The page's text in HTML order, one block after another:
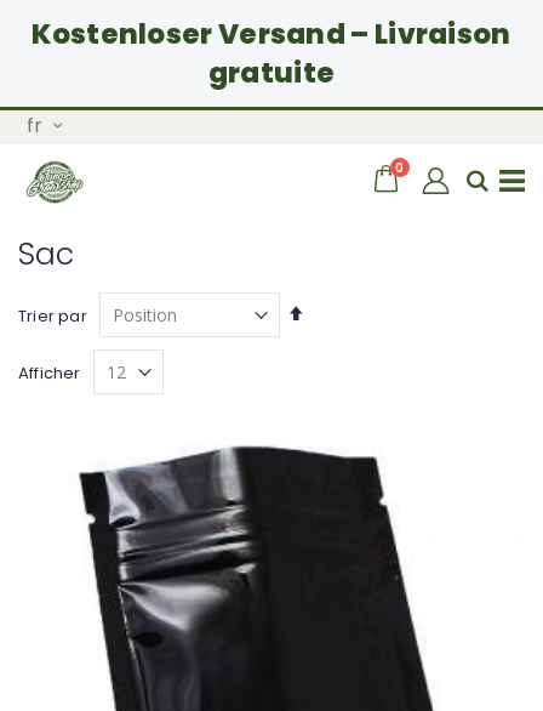
Kostenloser Versand – Livraison
gratuite
Allez
contenu
Langue
fr
Chariot
0 articles
Sac
Trier par
Par
Afficher